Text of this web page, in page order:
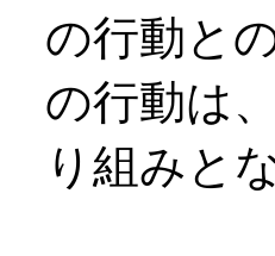
の行動と
の行動は
り組みと